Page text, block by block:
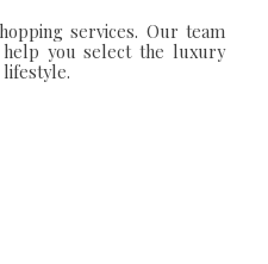
services. Our team
you select the luxury